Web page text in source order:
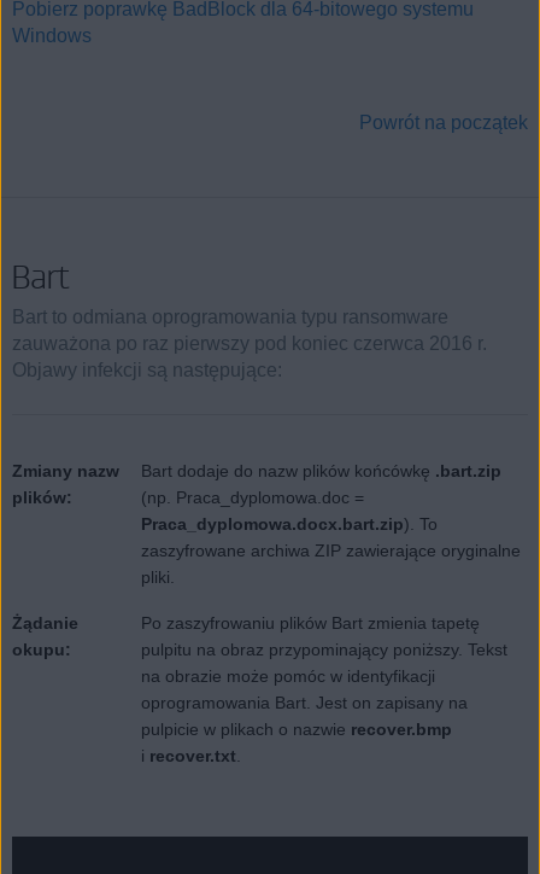
Pobierz poprawkę BadBlock dla 64‑bitowego systemu
Windows
Powrót na początek
Bart
Bart to odmiana oprogramowania typu ransomware
zauważona po raz pierwszy pod koniec czerwca 2016 r.
Objawy infekcji są następujące:
Zmiany nazw
plików:
Bart dodaje do nazw plików końcówkę .bart.zip
(np. Praca_dyplomowa.doc =
Praca_dyplomowa.docx.bart.zip). To
zaszyfrowane archiwa ZIP zawierające oryginalne
pliki.
Żądanie
okupu:
Po zaszyfrowaniu plików Bart zmienia tapetę
pulpitu na obraz przypominający poniższy. Tekst
na obrazie może pomóc w identyfikacji
oprogramowania Bart. Jest on zapisany na
pulpicie w plikach o nazwie recover.bmp
i recover.txt